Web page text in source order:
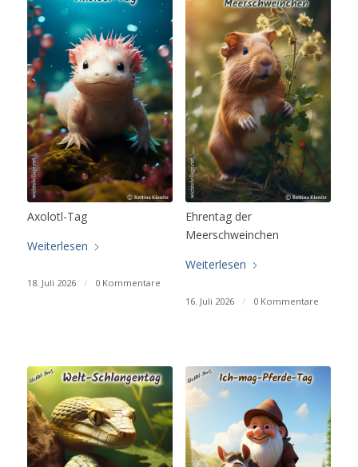
Axolotl-Tag
Weiterlesen
18. Juli 2026 / 0 Kommentare
Ehrentag der
Meerschweinchen
Weiterlesen
16. Juli 2026 / 0 Kommentare